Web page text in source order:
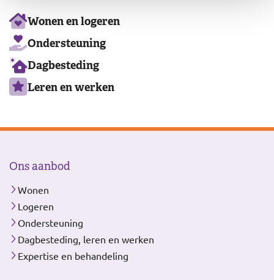
Ons
aanbod
Wonen en logeren
Ondersteuning
Dagbesteding
Leren en werken
Ons aanbod
Wonen
Logeren
Ondersteuning
Dagbesteding, leren en werken
Expertise en behandeling